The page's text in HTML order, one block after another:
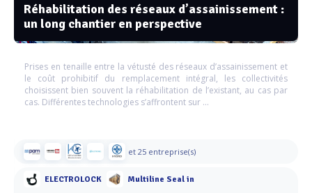
Réhabilitation des réseaux d’assainissement :
un long chantier en perspective
Prises en tenaille entre la vétusté des réseaux d’assainissement et
le coût prohibitif du remplacement intégral, les collectivités
choisissent bien souvent la réhabilitation de l’existant, au cas par
cas. Différentes technologies s’affrontent sur ...
et 25 entreprise(s)
ELECTROLOCK Multiline Seal in